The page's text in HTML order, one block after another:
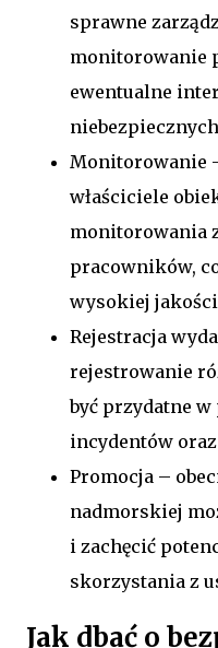
sprawne
monitorowanie
ewentualne
Monitorowanie
właściciele
monitorowania
pracowników,
wysokiej jakości
Rejestracja
rejestrowanie
być przydatne
incydentów
Promocja –
nadmorskiej
i zachęcić
skorzystania z
Jak dbać o